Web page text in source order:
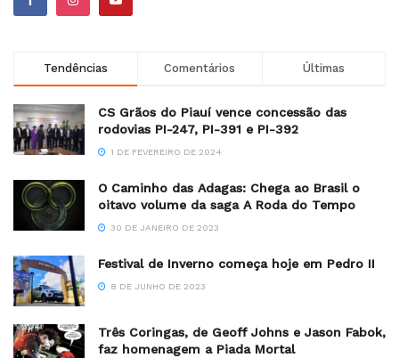
Tendências Comentários Últimas
CS Grãos do Piauí vence concessão das
rodovias PI-247, PI-391 e PI-392
1 DE FEVEREIRO DE 2024
O Caminho das Adagas: Chega ao Brasil o
oitavo volume da saga A Roda do Tempo
30 DE JANEIRO DE 2023
Festival de Inverno começa hoje em Pedro II
8 DE JUNHO DE 2023
Três Coringas, de Geoff Johns e Jason Fabok,
faz homenagem a Piada Mortal